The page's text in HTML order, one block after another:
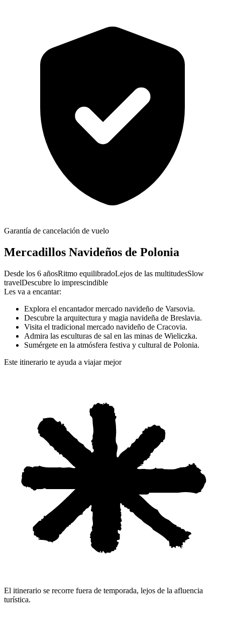
Garantía de cancelación de vuelo
Mercadillos Navideños de Polonia
Desde los 6 añosRitmo equilibradoLejos de las multitudesSlow
travelDescubre lo imprescindible
Les va a encantar:
Explora el encantador mercado navideño de Varsovia.
Descubre la arquitectura y magia navideña de Breslavia.
Visita el tradicional mercado navideño de Cracovia.
Admira las esculturas de sal en las minas de Wieliczka.
Sumérgete en la atmósfera festiva y cultural de Polonia.
Este itinerario te ayuda a viajar mejor
El itinerario se recorre fuera de temporada, lejos de la afluencia
turística.